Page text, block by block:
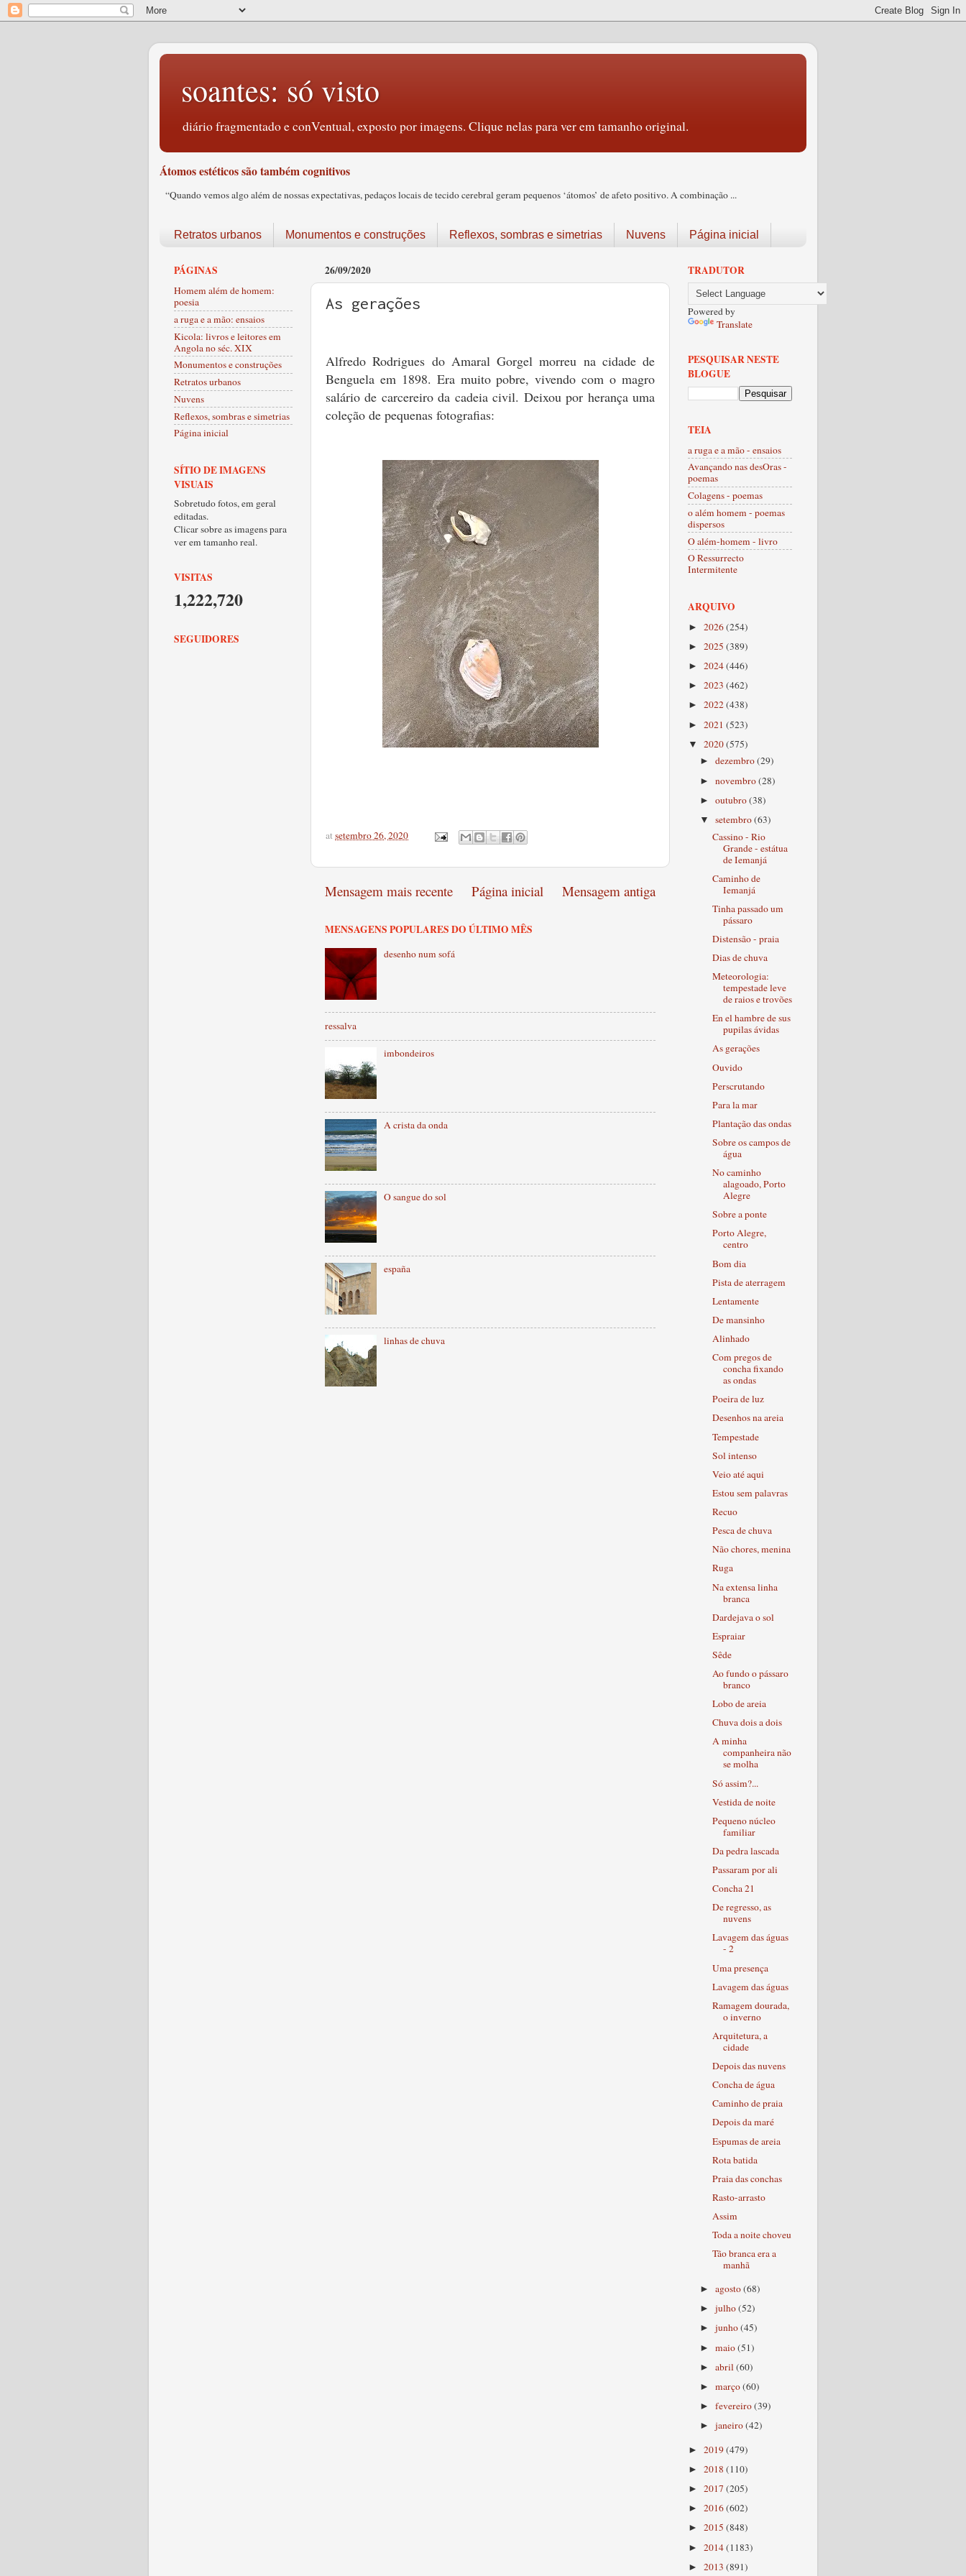
soantes: só visto
diário fragmentado e conVentual, exposto por imagens. Clique nelas para ver em tamanho original.
Átomos estéticos são também cognitivos
“Quando vemos algo além de nossas expectativas, pedaços locais de tecido cerebral geram pequenos ‘átomos’ de afeto positivo. A combinação ...
Retratos urbanos Monumentos e construções Reflexos, sombras e simetrias Nuvens Página inicial
26/09/2020
As gerações
Alfredo Rodrigues do Amaral Gorgel morreu na cidade de
Benguela em 1898. Era muito pobre, vivendo com o magro
salário de carcereiro da cadeia civil. Deixou por herança uma
coleção de pequenas fotografias:
atsetembro 26, 2020
Mensagem mais recente Mensagem antiga
Página inicial
MENSAGENS POPULARES DO ÚLTIMO MÊS
desenho num sofá
ressalva
imbondeiros
A crista da onda
O sangue do sol
españa
linhas de chuva
PÁGINAS
Homem além de homem:
poesia
a ruga e a mão: ensaios
Kicola: livros e leitores em
Angola no séc. XIX
Monumentos e construções
Retratos urbanos
Nuvens
Reflexos, sombras e simetrias
Página inicial
SÍTIO DE IMAGENS
VISUAIS
Sobretudo fotos, em geral
editadas.
Clicar sobre as imagens para
ver em tamanho real.
VISITAS
1,222,720
SEGUIDORES
TRADUTOR
Powered by
Translate
PESQUISAR NESTE
BLOGUE
TEIA
a ruga e a mão - ensaios
Avançando nas desOras -
poemas
Colagens - poemas
o além homem - poemas
dispersos
O além-homem - livro
O Ressurrecto
Intermitente
ARQUIVO
► 2026(254)
► 2025 (389)
► 2024(446)
► 2023 (462)
► 2022(438)
► 2021 (523)
▼ 2020(575)
►dezembro(29)
►novembro(28)
►outubro(38)
▼setembro(63)
Cassino - Rio
Grande - estátua
de Iemanjá
Caminho de
Iemanjá
Tinha passado um
pássaro
Distensão - praia
Dias de chuva
Meteorologia:
tempestade leve
de raios e trovões
En el hambre de sus
pupilas ávidas
As gerações
Ouvido
Perscrutando
Para la mar
Plantação das ondas
Sobre os campos de
água
No caminho
alagoado, Porto
Alegre
Sobre a ponte
Porto Alegre,
centro
Bom dia
Pista de aterragem
Lentamente
De mansinho
Alinhado
Com pregos de
concha fixando
as ondas
Poeira de luz
Desenhos na areia
Tempestade
Sol intenso
Veio até aqui
Estou sem palavras
Recuo
Pesca de chuva
Não chores, menina
Ruga
Na extensa linha
branca
Dardejava o sol
Espraiar
Sêde
Ao fundo o pássaro
branco
Lobo de areia
Chuva dois a dois
A minha
companheira não
se molha
Só assim?...
Vestida de noite
Pequeno núcleo
familiar
Da pedra lascada
Passaram por ali
Concha 21
De regresso, as
nuvens
Lavagem das águas
- 2
Uma presença
Lavagem das águas
Ramagem dourada,
o inverno
Arquitetura, a
cidade
Depois das nuvens
Concha de água
Caminho de praia
Depois da maré
Espumas de areia
Rota batida
Praia das conchas
Rasto-arrasto
Assim
Toda a noite choveu
Tão branca era a
manhã
►agosto(68)
►julho(52)
►junho(45)
►maio(51)
►abril(60)
►março(60)
►fevereiro(39)
►janeiro(42)
► 2019(479)
► 2018 (110)
► 2017 (205)
► 2016(602)
► 2015 (848)
► 2014(1183)
► 2013 (891)